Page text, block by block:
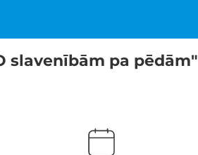
slavenībām pa pēdām"